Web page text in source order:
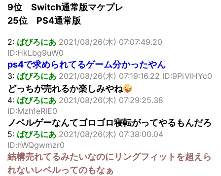
9位 Switch通常版マケプレ
25位 PS4通常版
2: ばびろにあ 2021/08/26(木) 07:07:49.20
ID:HkLbg9uW0
ps4で求められてるゲーム分かったやん
3: ばびろにあ 2021/08/26(木) 07:19:16.22 ID:9PiVlHYc0
どっちが売れるか楽しみやね
4: ばびろにあ 2021/08/26(木) 07:29:25.38
ID:Mzh1eRlE0
ノベルゲーなんてゴロゴロ寝転がってやるもんだろ
5: ばびろにあ 2021/08/26(木) 07:38:00.04
ID:hWQgwmzr0
結構売れてるみたいなのにリングフィットを超えら
れないレベルってのもなぁ